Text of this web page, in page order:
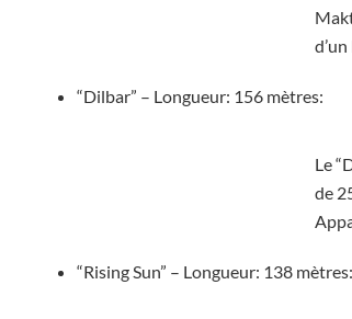
“Dilbar” – Longueur: 156 mètres:
Le
de
“Rising Sun” – Longueur: 138 mètres: